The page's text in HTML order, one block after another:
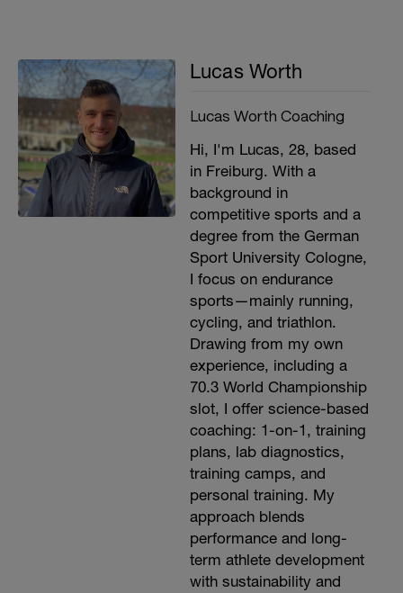
Lucas Worth
Lucas Worth Coaching
Hi, I'm Lucas, 28, based
in Freiburg. With a
background in
competitive sports and a
degree from the German
Sport University Cologne,
I focus on endurance
sports—mainly running,
cycling, and triathlon.
Drawing from my own
experience, including a
70.3 World Championship
slot, I offer science-based
coaching: 1-on-1, training
plans, lab diagnostics,
training camps, and
personal training. My
approach blends
performance and long-
term athlete development
with sustainability and